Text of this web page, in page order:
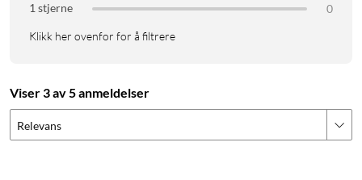
1 stjerne
0
Klikk her ovenfor for å filtrere
Viser 3 av 5 anmeldelser
Relevans